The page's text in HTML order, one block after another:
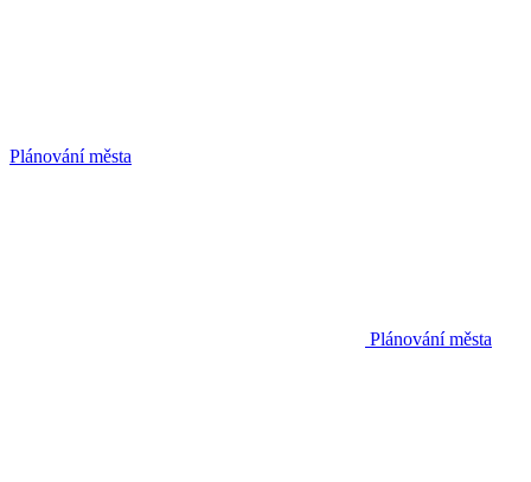
Plánování města
Plánování města